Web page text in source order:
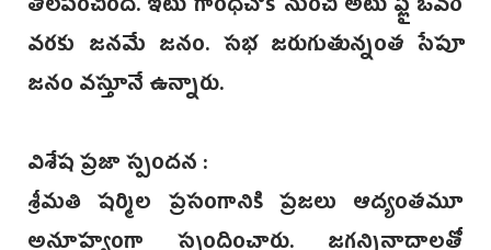
తలపించింది. ఇటు గాంధీచౌక్ నుంచి అటు ఫ్లై ఓవ‌ర్
వరకు జనమే జనం. సభ జరుగుతున్నంత సే‌పూ
జనం వస్తూనే ఉన్నారు.
విశేష ప్రజా స్పందన :
శ్రీమతి షర్మిల ప్రసంగానికి ప్రజలు ఆద్యంతమూ